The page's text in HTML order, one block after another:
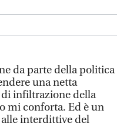
da parte della politica
una netta
infiltrazione della
mi conforta. Ed è un
interdittive del